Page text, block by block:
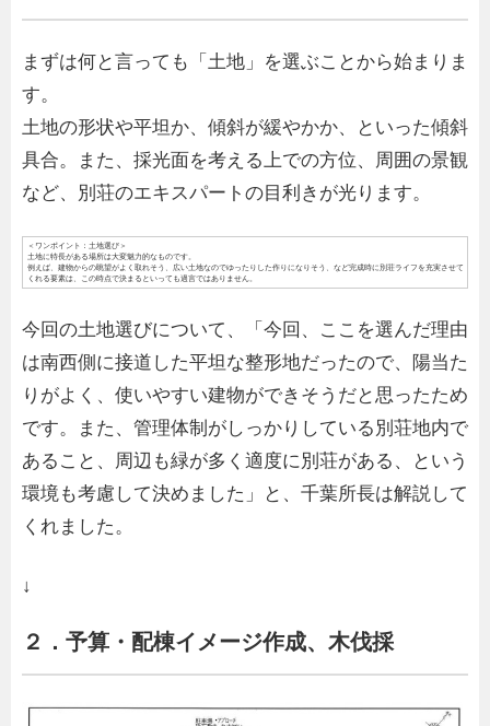
まずは何と言っても「土地」を選ぶことから始まりま
す。
土地の形状や平坦か、傾斜が緩やかか、といった傾斜
具合。また、採光面を考える上での方位、周囲の景観
など、別荘のエキスパートの目利きが光ります。
＜ワンポイント：土地選び＞
土地に特長がある場所は大変魅力的なものです。
例えば、建物からの眺望がよく取れそう、広い土地なのでゆったりした作りになりそう、など完成時に別荘ライフを充実させて
くれる要素は、この時点で決まるといっても過言ではありません。
今回の土地選びについて、「今回、ここを選んだ理由
は南西側に接道した平坦な整形地だったので、陽当た
りがよく、使いやすい建物ができそうだと思ったため
です。また、管理体制がしっかりしている別荘地内で
あること、周辺も緑が多く適度に別荘がある、という
環境も考慮して決めました」と、千葉所長は解説して
くれました。
↓
２．予算・配棟イメージ作成、木伐採